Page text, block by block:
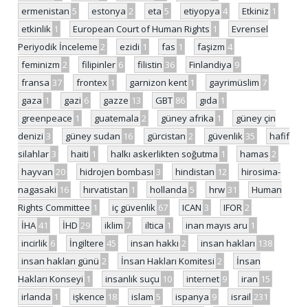
ermenistan 5 estonya 2 eta 5 etiyopya 4 Etkiniz 1
etkinlik 1 European Court of Human Rights 1
Evrensel
Periyodik İnceleme 2 ezidi 1 fas 1 faşizm 4
feminizm 2 filipinler 6 filistin 36 Finlandiya 9
fransa 37 frontex 1 garnizon kent 1 gayrimüslim 7
gaza 1 gazi 6 gazze 13 GBT 86 gıda 1
greenpeace 1 guatemala 2 güney afrika 1
güney çin
denizi 3 güney sudan 16 gürcistan 2 güvenlik 35
hafif
silahlar 3 haiti 1 halkı askerlikten soğutma 1 hamas 2
hayvan 20 hidrojen bombası 3 hindistan 12
hirosima-
nagasaki 16 hırvatistan 1 hollanda 5 hrw 31
Human
Rights Committee 1 iç güvenlik 67 ICAN 3 IFOR 2
İHA 41 İHD 29 iklim 7 iltica 1 inan mayıs aru 1
incirlik 6 İngiltere 45 insan hakkı 2 insan hakları 138
insan hakları günü 2 İnsan Hakları Komitesi 2
İnsan
Hakları Konseyi 1 insanlık suçu 10 internet 9 iran 15
irlanda 1 işkence 18 islam 5 ispanya 9 israil 231